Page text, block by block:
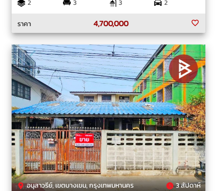
2
3 3
2
ราคา
4,700,000
อนุสาวรีย์, เขตบางเขน, กรุงเทพมหานคร 3 สัปดาห์